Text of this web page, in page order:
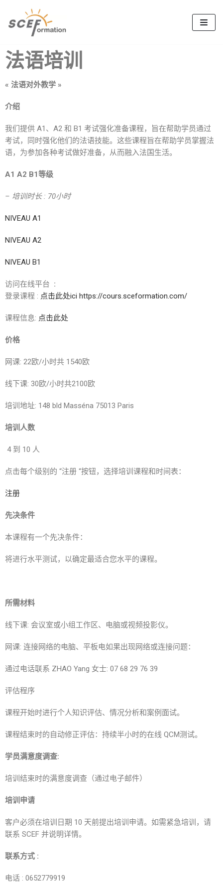
跳
正
文
法语培训
« 法语对外教学 »
介绍
我们提供 A1、A2 和 B1 考试强化准备课程，旨在帮助学员通过
考试，同时强化他们的法语技能。这些课程旨在帮助学员掌握法
语，为参加各种考试做好准备，从而融入法国生活。
A1 A2 B1等级
– 培训时长 : 70小时
NIVEAU A1
NIVEAU A2
NIVEAU B1
访问在线平台 :
登录课程 : 点击此处ici https://cours.sceformation.com/
课程信息: 点击此处
价格
网课: 22欧/小时共 1540欧
线下课: 30欧/小时共2100欧
培训地址: 148 bld Masséna 75013 Paris
培训人数
4 到 10 人
点击每个级别的 “注册 “按钮，选择培训课程和时间表：
注册
先决条件
本课程有一个先决条件：
将进行水平测试，以确定最适合您水平的课程。
所需材料
线下课: 会议室或小组工作区、电脑或视频投影仪。
网课: 连接网络的电脑、平板电如果出现网络或连接问题：
通过电话联系 ZHAO Yang 女士: 07 68 29 76 39
评估程序
课程开始时进行个人知识评估、情况分析和案例面试。
课程结束时的自动修正评估：持续半小时的在线 QCM测试。
学员满意度调查:
培训结束时的满意度调查（通过电子邮件）
培训申请
客户必须在培训日期 10 天前提出培训申请。如需紧急培训，请
联系 SCEF 并说明详情。
联系方式 :
电话 : 0652779919